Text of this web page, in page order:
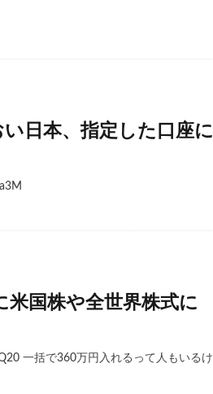
日本、指定した口座に
国株や全世界株式に
一括で360万円入れるって人もいるけ